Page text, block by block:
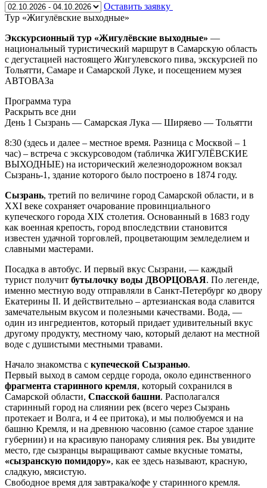
Оставить заявку
Тур «Жигулёвские выходные»
Экскурсионный тур «Жигулёвские выходные» —
национальный туристический маршрут в Самарскую область
с дегустацией настоящего Жигулевского пива, экскурсией по
Тольятти, Самаре и Самарской Луке, и посещением музея
АВТОВАЗа
Программа тура
Раскрыть все дни
День 1 Сызрань — Самарская Лука — Ширяево — Тольятти
8:30 (здесь и далее – местное время. Разница с Москвой – 1
час) – встреча с экскурсоводом (табличка ЖИГУЛЁВСКИЕ
ВЫХОДНЫЕ) на исторический железнодорожном вокзал
Сызрань-1, здание которого было построено в 1874 году.
Сызрань, третий по величине город Самарской области, и в
XXI веке сохраняет очарование провинциального
купеческого города XIX столетия. Основанный в 1683 году
как военная крепость, город впоследствии становится
известен удачной торговлей, процветающим земледелием и
славными мастерами.
Посадка в автобус. И первый вкус Сызрани, — каждый
турист получит бутылочку воды ДВОРЦОВАЯ. По легенде,
именно местную воду отправляли в Санкт-Петербург ко двору
Екатерины II. И действительно – артезианская вода славится
замечательным вкусом и полезными качествами. Вода, —
один из ингредиентов, который придает удивительный вкус
другому продукту, местному чаю, который делают на местной
воде с душистыми местными травами.
Начало знакомства с купеческой Сызранью.
Первый выход в самом сердце города, около единственного
фрагмента старинного кремля, который сохранился в
Самарской области, Спасской башни. Располагался
старинный город на слиянии рек (всего через Сызрань
протекает и Волга, и 4 ее притока), и мы полюбуемся и на
башню Кремля, и на древнюю часовню (самое старое здание
губернии) и на красивую панораму слияния рек. Вы увидите
место, где сызранцы выращивают самые вкусные томаты,
«сызранскую помидору», как ее здесь называют, красную,
сладкую, мясистую.
Свободное время для завтрака/кофе у старинного кремля.